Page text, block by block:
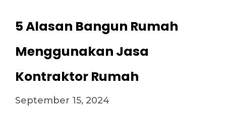
5 Alasan Bangun Rumah
Menggunakan Jasa
Kontraktor Rumah
September 15, 2024